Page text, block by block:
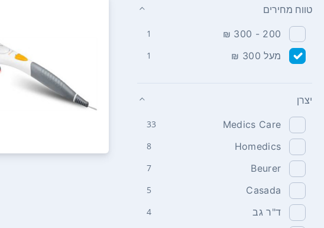
טווח מחירים
200 - 300 ₪
1
מעל 300 ₪ 1
יצרן
Medics Care
33
Homedics
8
Beurer
7
Casada
5
ד"ר גב 4